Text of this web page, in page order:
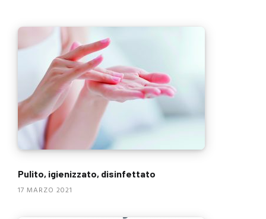
Pulito, igienizzato, disinfettato
17 MARZO 2021